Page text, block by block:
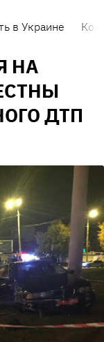
в Украине
НА
ДТП